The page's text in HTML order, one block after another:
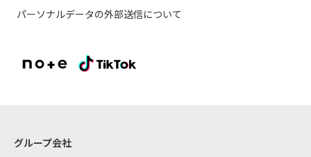
パーソナルデータの外部送信について
グループ会社